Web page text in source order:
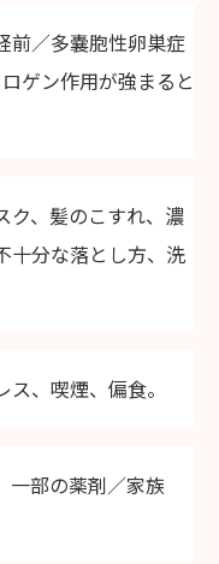
前／多嚢胞性卵巣症
ゲン作用が強まると
ク、髪のこすれ、濃
十分な落とし方、洗
、喫煙、偏食。
一部の薬剤／家族